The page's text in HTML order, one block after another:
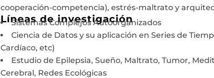
cooperación-competencia), estrés-maltrato y
Líneas de investigación
Sistemas Complejos Autoorganizados
Ciencia de Datos y su aplicación en Series de
Cardíaco, etc)
Estudio de Epilepsia, Sueño, Maltrato, Tumor,
Cerebral, Redes Ecológicas